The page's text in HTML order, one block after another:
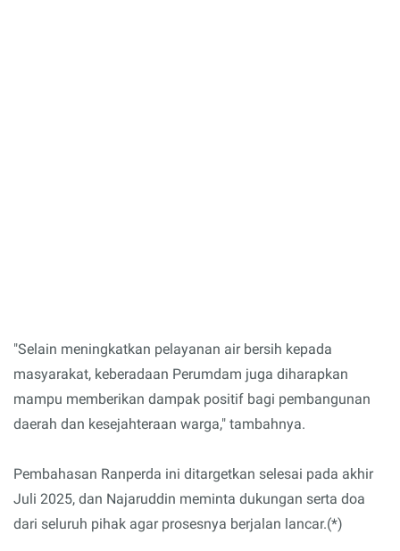
"Selain meningkatkan pelayanan air bersih kepada
masyarakat, keberadaan Perumdam juga diharapkan
mampu memberikan dampak positif bagi pembangunan
daerah dan kesejahteraan warga," tambahnya.
Pembahasan Ranperda ini ditargetkan selesai pada akhir
Juli 2025, dan Najaruddin meminta dukungan serta doa
dari seluruh pihak agar prosesnya berjalan lancar.(*)